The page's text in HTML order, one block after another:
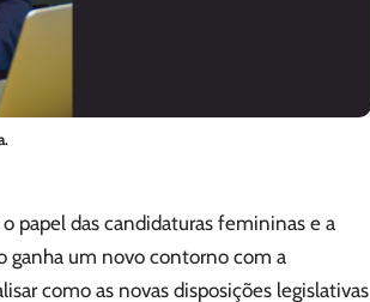
papel das candidaturas femininas e a
ganha um novo contorno com a
como as novas disposições legislativas